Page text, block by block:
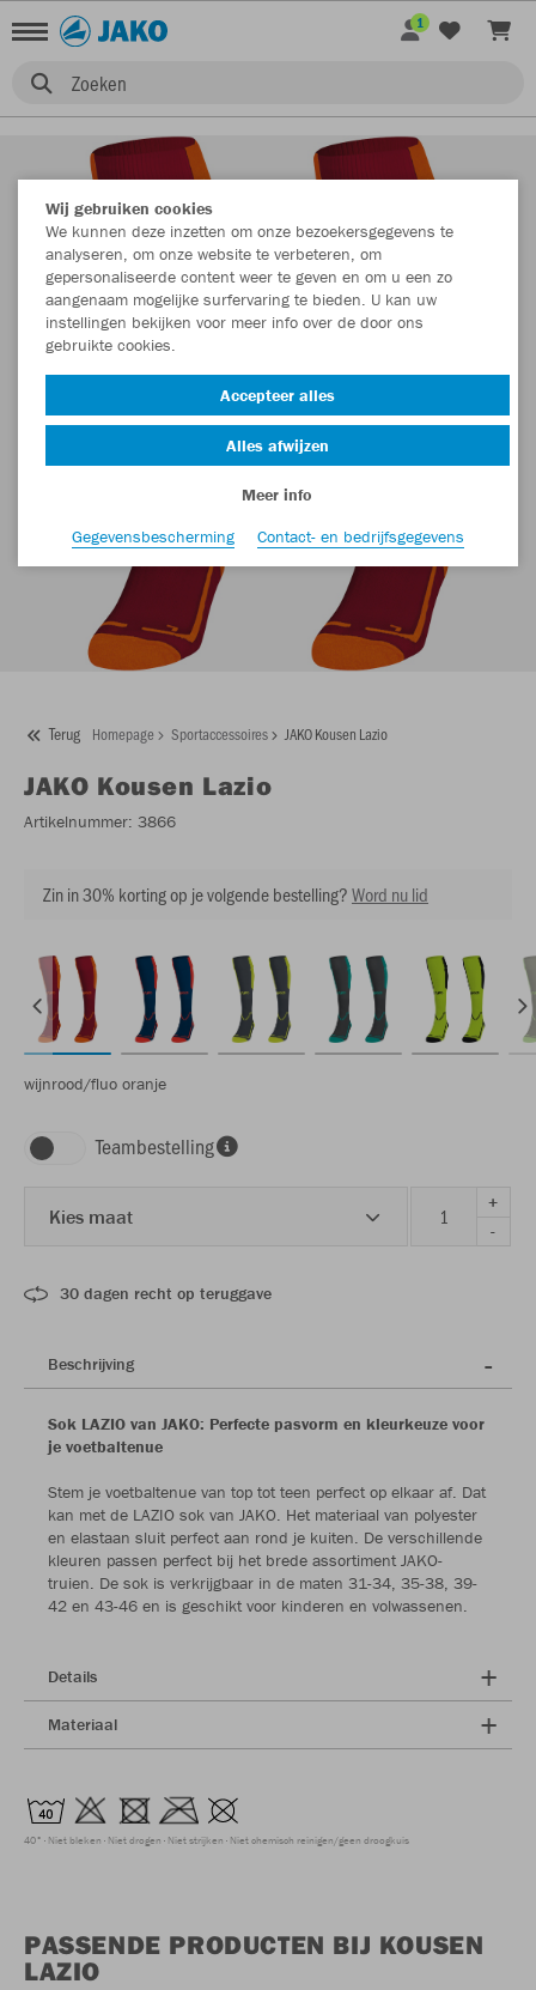
Zoeken
1
Terug Homepage Sportaccessoires JAKO Kousen Lazio
JAKO Kousen Lazio
Artikelnummer: 3866
Zin in 30% korting op je volgende bestelling?Word nu lid
wijnrood/fluo oranje
Teambestelling
Kies maat
+
-
30 dagen recht op teruggave
Beschrijving
Sok LAZIO van JAKO: Perfecte pasvorm en kleurkeuze voor
je voetbaltenue
Stem je voetbaltenue van top tot teen perfect op elkaar af. Dat
kan met de LAZIO sok van JAKO. Het materiaal van polyester
en elastaan sluit perfect aan rond je kuiten. De verschillende
kleuren passen perfect bij het brede assortiment JAKO-
truien. De sok is verkrijgbaar in de maten 31-34, 35-38, 39-
42 en 43-46 en is geschikt voor kinderen en volwassenen.
Details
Materiaal
40° Niet bleken Niet drogen Niet strijken Niet chemisch reinigen/geen droogkuis
PASSENDE PRODUCTEN BIJ KOUSEN
LAZIO
Wij gebruiken cookies
We kunnen deze inzetten om onze bezoekersgegevens te
analyseren, om onze website te verbeteren, om
gepersonaliseerde content weer te geven en om u een zo
aangenaam mogelijke surfervaring te bieden. U kan uw
instellingen bekijken voor meer info over de door ons
gebruikte cookies.
Accepteer alles
Alles afwijzen
Meer info
Gegevensbescherming
Contact- en bedrijfsgegevens